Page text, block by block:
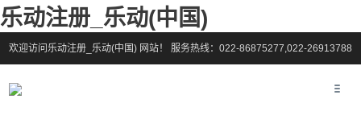
乐动注册_乐动(中国)
欢迎访问乐动注册_乐动(中国) 网站！ 服务热线：022-86875277,022-26913788